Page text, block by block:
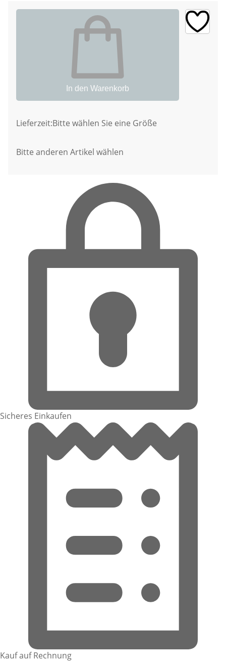
In den Warenkorb
Lieferzeit:Bitte wählen Sie eine Größe
Bitte anderen Artikel wählen
Sicheres Einkaufen
Kauf auf Rechnung